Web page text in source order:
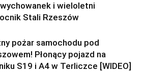
i wieloletni
Stali Rzeszów
pożar samochodu pod
Płonący pojazd na
S19 i A4 w Terliczce [WIDEO]